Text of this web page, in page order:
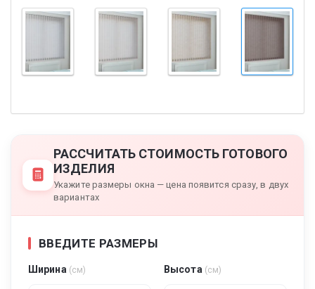
РАССЧИТАТЬ СТОИМОСТЬ ГОТОВОГО
ИЗДЕЛИЯ
Укажите размеры окна — цена появится сразу, в двух
вариантах
ВВЕДИТЕ РАЗМЕРЫ
Ширина (см) Высота (см)